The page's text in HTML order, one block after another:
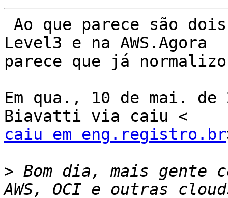
Level3 e na AWS.Agora
parece que já
Em qua., 10 de mai.
caiu em eng.registro.br
> Bom dia, mais gente